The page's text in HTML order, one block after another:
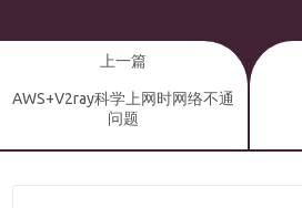
上一篇
AWS+V2ray科学上网时网络不通
问题